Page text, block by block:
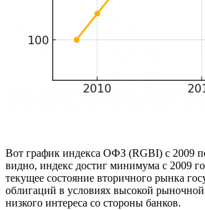
Вот график индекса ОФЗ (RGBI) с 2009
видно, индекс достиг минимума с 2009
текущее состояние вторичного рынка
облигаций в условиях высокой рыночной
низкого интереса со стороны банков. ​